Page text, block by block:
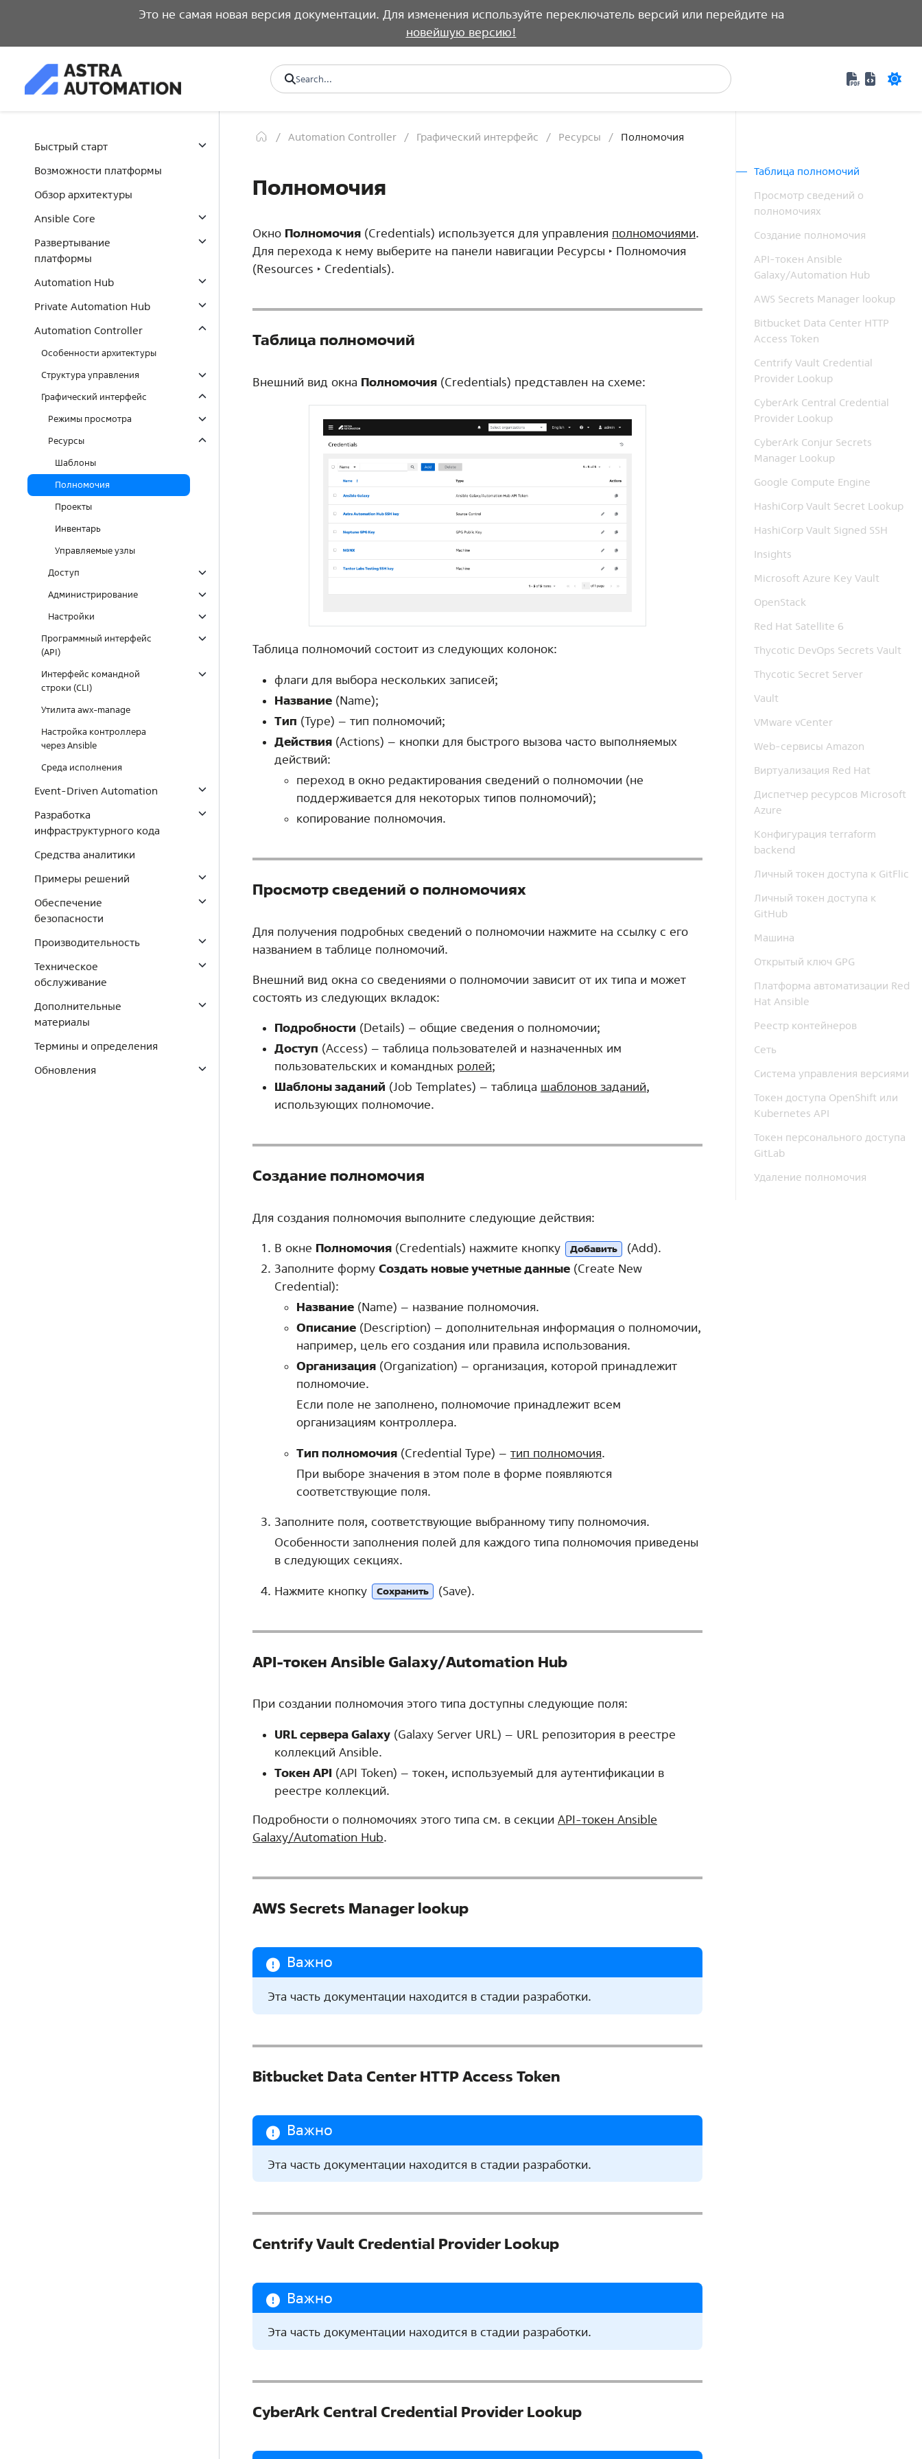
Это не самая новая версия документации. Для изменения используйте переключатель версий или перейдите на
новейшую версию!
Быстрый старт
Возможности платформы
Обзор архитектуры
Ansible Core
Развертывание
платформы
Automation Hub
Private Automation Hub
Automation Controller
Особенности архитектуры
Структура управления
Графический интерфейс
Режимы просмотра
Ресурсы
Шаблоны
Полномочия
Проекты
Инвентарь
Управляемые узлы
Доступ
Администрирование
Настройки
Программный интерфейс
(API)
Интерфейс командной
строки (CLI)
Утилита awx-manage
Настройка контроллера
через Ansible
Среда исполнения
Event-Driven Automation
Разработка
инфраструктурного кода
Средства аналитики
Примеры решений
Обеспечение
безопасности
Производительность
Техническое
обслуживание
Дополнительные
материалы
Термины и определения
Обновления
Automation Controller Графический интерфейс Ресурсы Полномочия
Полномочия
Окно Полномочия (Credentials) используется для управления полномочиями
Для перехода к нему выберите на панели навигации Ресурсы ‣ Полномочия
(Resources ‣ Credentials).
Таблица полномочий
Внешний вид окна Полномочия (Credentials) представлен на схеме:
Таблица полномочий состоит из следующих колонок:
флаги для выбора нескольких записей;
Название (Name);
Тип (Type) – тип полномочий;
Действия (Actions) – кнопки для быстрого вызова часто выполняемых
действий:
переход в окно редактирования сведений о полномочии (не
поддерживается для некоторых типов полномочий);
копирование полномочия.
Просмотр сведений о полномочиях
Для получения подробных сведений о полномочии нажмите на ссылку с его
названием в таблице полномочий.
Внешний вид окна со сведениями о полномочии зависит от их типа и может
состоять из следующих вкладок:
Подробности (Details) – общие сведения о полномочии;
Доступ (Access) – таблица пользователей и назначенных им
пользовательских и командных ролей;
Шаблоны заданий (Job Templates) – таблица шаблонов заданий,
использующих полномочие.
Создание полномочия
Для создания полномочия выполните следующие действия:
В окне Полномочия (Credentials) нажмите кнопку Добавить
(Add).
Заполните форму Создать новые учетные данные (Create New
Credential):
Название (Name) – название полномочия.
Описание (Description) – дополнительная информация о полномочии,
например, цель его создания или правила использования.
Организация (Organization) – организация, которой принадлежит
полномочие.
Если поле не заполнено, полномочие принадлежит всем
организациям контроллера.
Тип полномочия (Credential Type) – тип полномочия.
При выборе значения в этом поле в форме появляются
соответствующие поля.
Заполните поля, соответствующие выбранному типу полномочия.
Особенности заполнения полей для каждого типа полномочия приведены
в следующих секциях.
Нажмите кнопку Сохранить (Save).
API-токен Ansible Galaxy/Automation Hub
При создании полномочия этого типа доступны следующие поля:
URL сервера Galaxy (Galaxy Server URL) – URL репозитория в реестре
коллекций Ansible.
Токен API (API Token) – токен, используемый для аутентификации в
реестре коллекций.
Подробности о полномочиях этого типа см. в секции API-токен Ansible
Galaxy/Automation Hub.
AWS Secrets Manager lookup
Важно
Эта часть документации находится в стадии разработки.
Bitbucket Data Center HTTP Access Token
Важно
Эта часть документации находится в стадии разработки.
Centrify Vault Credential Provider Lookup
Важно
Эта часть документации находится в стадии разработки.
CyberArk Central Credential Provider Lookup
Таблица полномочий
Просмотр сведений о
полномочиях
Создание полномочия
API-токен Ansible
Galaxy/Automation Hub
AWS Secrets Manager lookup
Bitbucket Data Center HTTP
Access Token
Centrify Vault Credential
Provider Lookup
CyberArk Central Credential
Provider Lookup
CyberArk Conjur Secrets
Manager Lookup
Google Compute Engine
HashiCorp Vault Secret Lookup
HashiCorp Vault Signed SSH
Insights
Microsoft Azure Key Vault
OpenStack
Red Hat Satellite 6
Thycotic DevOps Secrets Vault
Thycotic Secret Server
Vault
VMware vCenter
Web-сервисы Amazon
Виртуализация Red Hat
Диспетчер ресурсов Microsoft
Azure
Конфигурация terraform
backend
Личный токен доступа к GitFlic
Личный токен доступа к
GitHub
Машина
Открытый ключ GPG
Платформа автоматизации Red
Hat Ansible
Реестр контейнеров
Сеть
Система управления версиями
Токен доступа OpenShift или
Kubernetes API
Токен персонального доступа
GitLab
Удаление полномочия